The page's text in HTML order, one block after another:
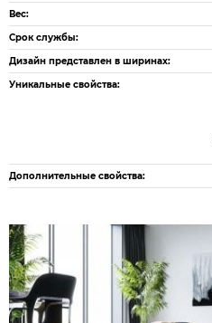
Вес:
Срок службы:
Дизайн представлен в ширинах:
Уникальные свойства:
Дополнительные свойства: